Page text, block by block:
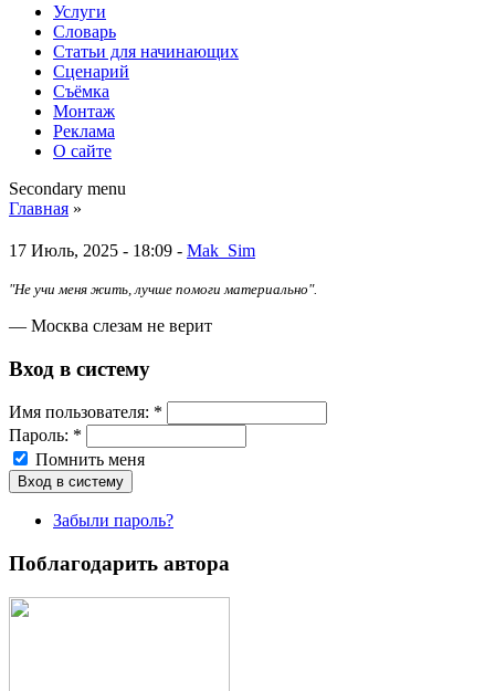
Услуги
Словарь
Статьи для начинающих
Сценарий
Съёмка
Монтаж
Реклама
О сайте
Secondary menu
Главная »
17 Июль, 2025 - 18:09 - Mak_Sim
"Не учи меня жить, лучше помоги материально".
— Москва слезам не верит
Вход в систему
Имя пoльзовaтeля: *
Пароль: *
Помнить меня
Забыли пароль?
Поблагодарить автора